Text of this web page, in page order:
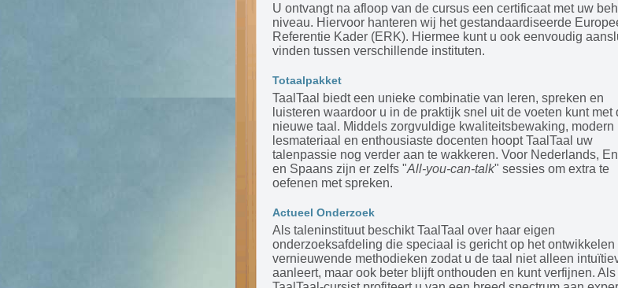
U ontvangt na afloop van de cursus een certificaat met uw
niveau. Hiervoor hanteren wij het gestandaardiseerde
Referentie Kader (ERK). Hiermee kunt u ook eenvoudig
vinden tussen verschillende instituten.
Totaalpakket
TaalTaal biedt een unieke combinatie van leren, spreken en
luisteren waardoor u in de praktijk snel uit de voeten kunt met
nieuwe taal. Middels zorgvuldige kwaliteitsbewaking, modern
lesmateriaal en enthousiaste docenten hoopt TaalTaal uw
talenpassie nog verder aan te wakkeren. Voor Nederlands,
en Spaans zijn er zelfs "All-you-can-talk" sessies om extra te
oefenen met spreken.
Actueel Onderzoek
Als taleninstituut beschikt TaalTaal over haar eigen
onderzoeksafdeling die speciaal is gericht op het ontwikkelen
vernieuwende methodieken zodat u de taal niet alleen
aanleert, maar ook beter blijft onthouden en kunt verfijnen. Als